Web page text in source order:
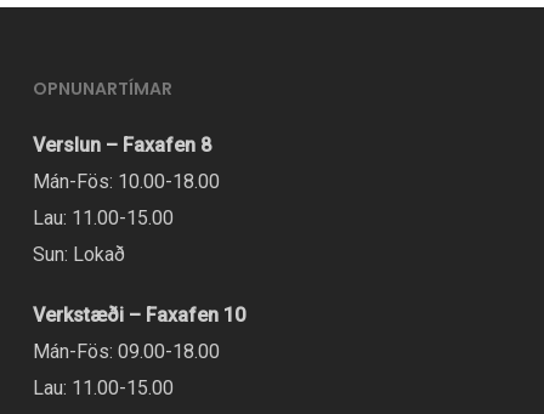
OPNUNARTÍMAR
Verslun – Faxafen 8
Mán-Fös: 10.00-18.00
Lau: 11.00-15.00
Sun: Lokað
Verkstæði – Faxafen 10
Mán-Fös: 09.00-18.00
Lau: 11.00-15.00